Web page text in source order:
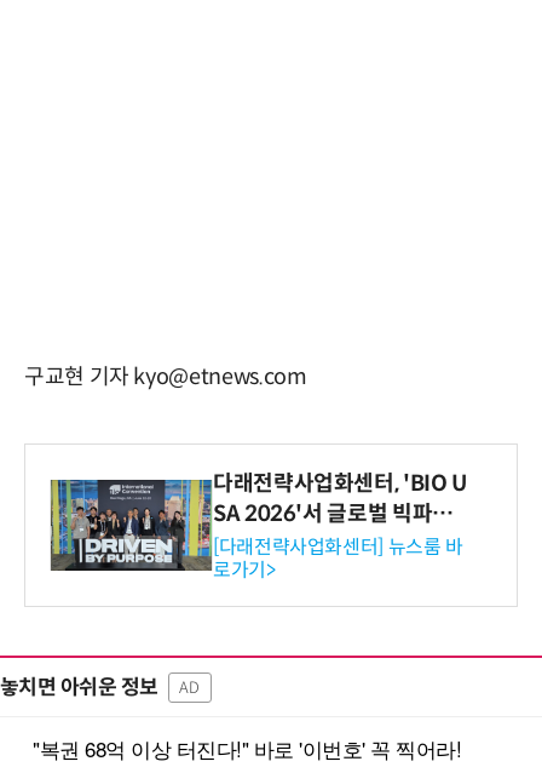
구교현 기자 kyo@etnews.com
다래전략사업화센터, 'BIO U
SA 2026'서 글로벌 빅파마
와의 비즈니스 미팅 지원…K
-바이오 해외 진출 교두보 확
보
[다래전략사업화센터] 뉴스룸 바
로가기>
놓치면 아쉬운 정보 AD